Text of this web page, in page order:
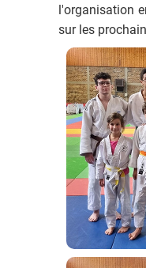
l'organisation
sur les